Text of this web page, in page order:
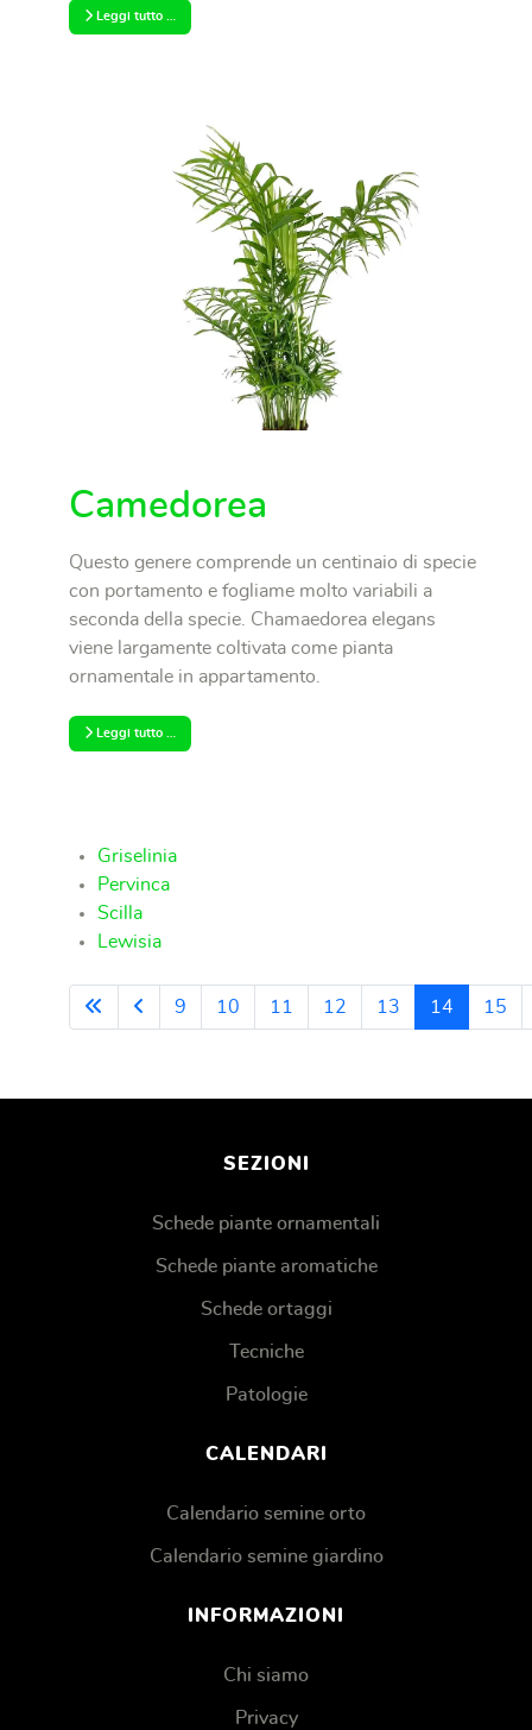
Leggi tutto …
Camedorea
Questo genere comprende un centinaio di specie
con portamento e fogliame molto variabili a
seconda della specie. Chamaedorea elegans
viene largamente coltivata come pianta
ornamentale in appartamento.
Leggi tutto …
Griselinia
Pervinca
Scilla
Lewisia
Pagina 14 di 48
9 10 11 12 13 14 15
SEZIONI
Schede piante ornamentali
Schede piante aromatiche
Schede ortaggi
Tecniche
Patologie
CALENDARI
Calendario semine orto
Calendario semine giardino
INFORMAZIONI
Chi siamo
Privacy